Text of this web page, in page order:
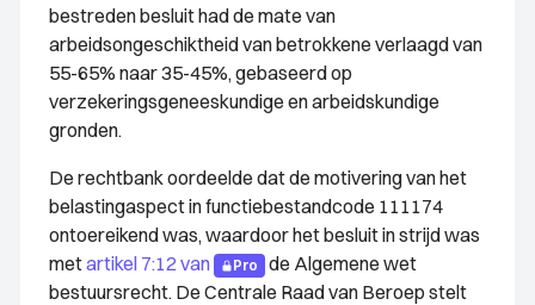
bestreden besluit had de mate van
arbeidsongeschiktheid van betrokkene verlaagd van
55-65% naar 35-45%, gebaseerd op
verzekeringsgeneeskundige en arbeidskundige
gronden.
De rechtbank oordeelde dat de motivering van het
belastingaspect in functiebestandcode 111174
ontoereikend was, waardoor het besluit in strijd was
metartikel 7:12 van Pro
de Algemene wet
bestuursrecht. De Centrale Raad van Beroep stelt